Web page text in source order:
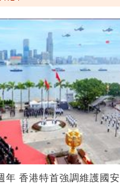
年 香港特首強調維護國安